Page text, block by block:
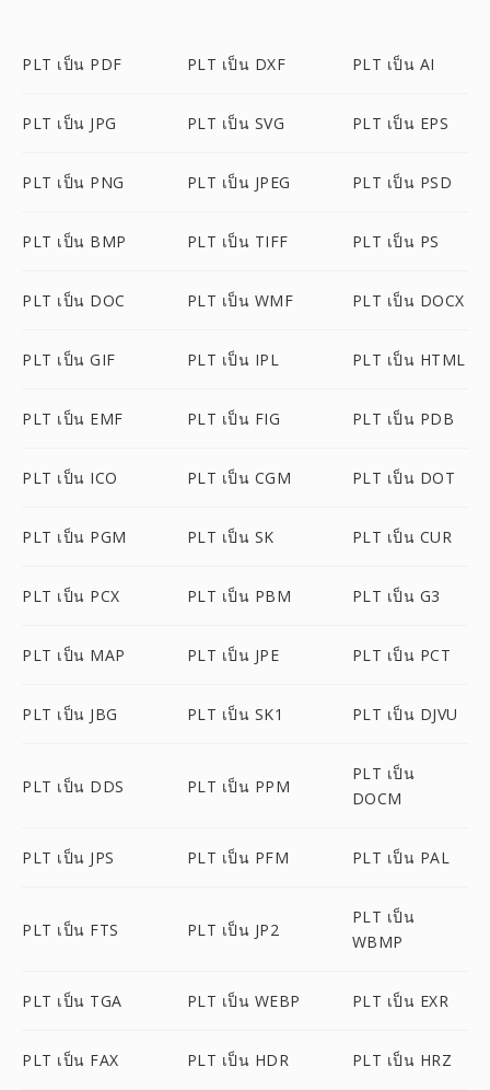
PLT เป็น PDF PLT เป็น DXF PLT เป็น AI
PLT เป็น JPG PLT เป็น SVG PLT เป็น EPS
PLT เป็น PNG PLT เป็น JPEG PLT เป็น PSD
PLT เป็น BMP PLT เป็น TIFF PLT เป็น PS
PLT เป็น DOC PLT เป็น WMF PLT เป็น DOCX
PLT เป็น GIF PLT เป็น IPL PLT เป็น HTML
PLT เป็น EMF PLT เป็น FIG PLT เป็น PDB
PLT เป็น ICO PLT เป็น CGM PLT เป็น DOT
PLT เป็น PGM PLT เป็น SK PLT เป็น CUR
PLT เป็น PCX PLT เป็น PBM PLT เป็น G3
PLT เป็น MAP PLT เป็น JPE PLT เป็น PCT
PLT เป็น JBG PLT เป็น SK1 PLT เป็น DJVU
PLT เป็น DDS PLT เป็น PPM
PLT เป็น
DOCM
PLT เป็น JPS PLT เป็น PFM PLT เป็น PAL
PLT เป็น FTS PLT เป็น JP2
PLT เป็น
WBMP
PLT เป็น TGA PLT เป็น WEBP PLT เป็น EXR
PLT เป็น FAX PLT เป็น HDR PLT เป็น HRZ